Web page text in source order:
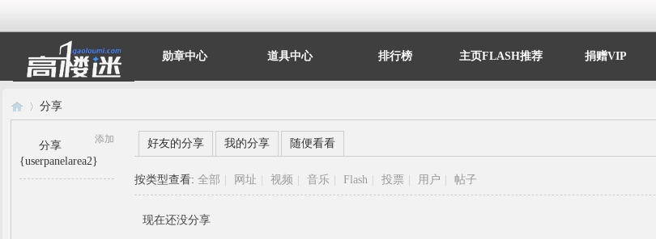
勋章中心 道具中心 排行榜 主页FLASH推荐 捐赠VIP
分享
添加
分享
{userpanelarea2}
好友的分享 我的分享 随便看看
按类型查看:全部 网址 视频 音乐 Flash 投票 用户 帖子
现在还没分享